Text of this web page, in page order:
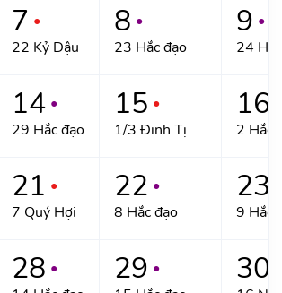
7 ●
22 Kỷ Dậu
8 ●
23 Hắc đạo
9 ●
24
14 ●
29 Hắc đạo
15 ●
1/3 Đinh Tị
16
2 Hắc
21 ●
7 Quý Hợi
22 ●
8 Hắc đạo
23
9 Hắc
28 ● 29 ● 30